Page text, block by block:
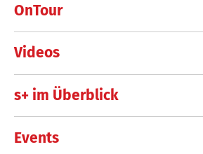
OnTour
Videos
s+ im Überblick
Events